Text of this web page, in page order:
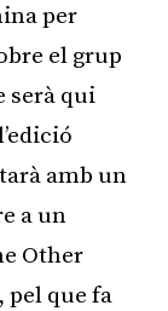
per
el grup
serà qui
amb un
a un
Other
pel que fa